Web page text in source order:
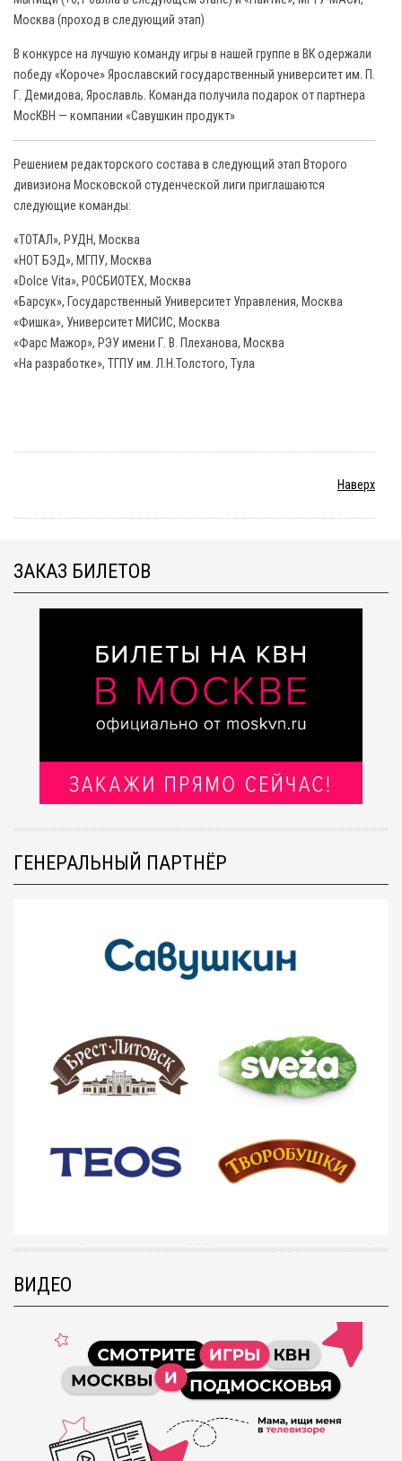
Москва (проход в следующий этап)
В конкурсе на лучшую команду игры в нашей группе в ВК одержали
победу «Короче» Ярославский государственный университет им. П.
Г. Демидова, Ярославль. Команда получила подарок от партнера
МосКВН — компании «Савушкин продукт»
Решением редакторского состава в следующий этап Второго
дивизиона Московской студенческой лиги приглашаются
следующие команды:
«ТОТАЛ», РУДН, Москва
«НОТ БЭД», МГПУ, Москва
«Dolce Vita», РОСБИОТЕХ, Москва
«Барсук», Государственный Университет Управления, Москва
«Фишка», Университет МИСИС, Москва
«Фарс Мажор», РЭУ имени Г. В. Плеханова, Москва
«На разработке», ТГПУ им. Л.Н.Толстого, Тула
Наверх
ЗАКАЗ БИЛЕТОВ
ГЕНЕРАЛЬНЫЙ ПАРТНЁР
ВИДЕО